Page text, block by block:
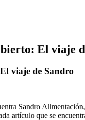
El viaje
viaje de Sandro
Sandro
artículo que se